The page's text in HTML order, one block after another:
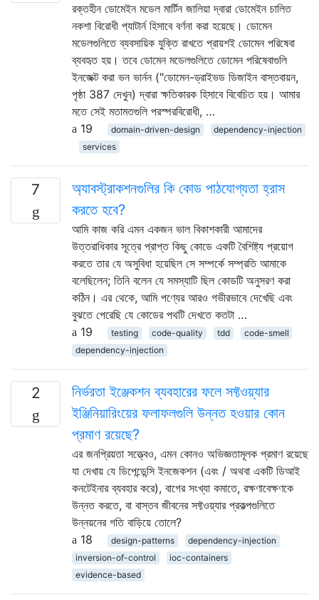
রক্তহীন ডোমেইন মডেল মার্টিন জালিয়া দ্বারা ডোমেইন চালিত
নকশা বিরোধী প্যাটার্ন হিসাবে বর্ণনা করা হয়েছে। ডোমেন
মডেলগুলিতে ব্যবসায়িক যুক্তি রাখতে প্রায়শই ডোমেন পরিষেবা
ব্যবহৃত হয়। তবে ডোমেন মডেলগুলিতে ডোমেন পরিষেবাগুলি
ইনজেক্ট করা ভন ভার্নন ("ডোমেন-ড্রাইভড ডিজাইন বাস্তবায়ন,
পৃষ্ঠা 387 দেখুন) দ্বারা ক্ষতিকারক হিসাবে বিবেচিত হয়। আমার
মতে সেই মতামতগুলি পরস্পরবিরোধী, …
19
domain-driven-design
dependency-injection
services
7
অ্যাবস্ট্রাকশনগুলির কি কোড পাঠযোগ্যতা হ্রাস
করতে হবে?
আমি কাজ করি এমন একজন ভাল বিকাশকারী আমাদের
উত্তরাধিকার সূত্রে প্রাপ্ত কিছু কোডে একটি বৈশিষ্ট্য প্রয়োগ
করতে তার যে অসুবিধা হয়েছিল সে সম্পর্কে সম্প্রতি আমাকে
বলেছিলেন; তিনি বলেন যে সমস্যাটি ছিল কোডটি অনুসরণ করা
কঠিন। এর থেকে, আমি পণ্যের আরও গভীরভাবে দেখেছি এবং
বুঝতে পেরেছি যে কোডের পথটি দেখতে কতটা …
19
testing code-quality tdd
code-smell
dependency-injection
2
নির্ভরতা ইঞ্জেকশন ব্যবহারের ফলে সফ্টওয়্যার
ইঞ্জিনিয়ারিংয়ের ফলাফলগুলি উন্নত হওয়ার কোন
প্রমাণ রয়েছে?
এর জনপ্রিয়তা সত্ত্বেও, এমন কোনও অভিজ্ঞতামূলক প্রমাণ রয়েছে
যা দেখায় যে ডিপেন্ডেন্সি ইনজেকশন (এবং / অথবা একটি ডিআই
কনটেইনার ব্যবহার করে), বাগের সংখ্যা কমাতে, রক্ষণাবেক্ষণকে
উন্নত করতে, বা বাস্তব জীবনের সফ্টওয়্যার প্রকল্পগুলিতে
উন্নয়নের গতি বাড়িয়ে তোলে?
18
design-patterns
dependency-injection
inversion-of-control
ioc-containers
evidence-based